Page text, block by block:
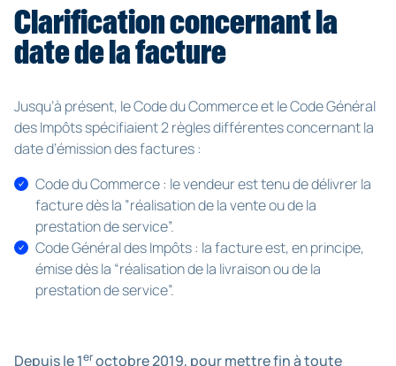
En savoir plus :https://www.service-
Clarification concernant la
date de la facture
Jusqu’à présent, le Code du Commerce et le Code Général
des Impôts spécifiaient 2 règles différentes concernant la
date d’émission des factures :
Code du Commerce : le vendeur est tenu de délivrer la
facture dès la ”réalisation de la vente ou de la
prestation de service”.
Code Général des Impôts : la facture est, en principe,
émise dès la “réalisation de la livraison ou de la
prestation de service”.
Depuis le 1eroctobre 2019, pour mettre fin à toute